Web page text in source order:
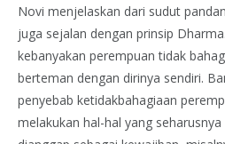
Novi menjelaskan dari sudut
juga sejalan dengan prinsip
kebanyakan perempuan tidak
berteman dengan dirinya sendiri.
penyebab ketidakbahagiaan
melakukan hal-hal yang